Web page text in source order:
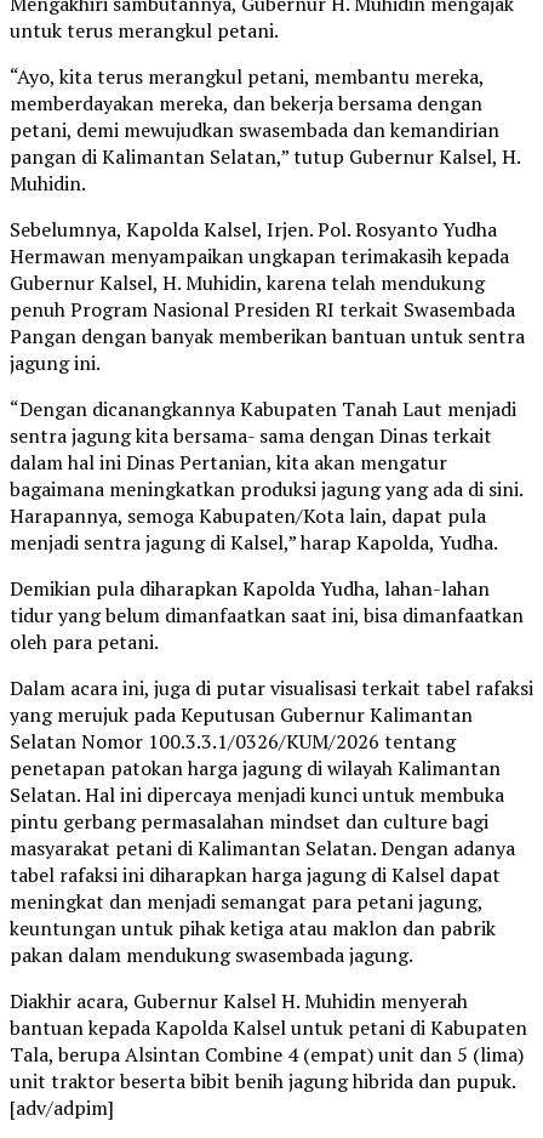
untuk terus merangkul petani.
“Ayo, kita terus merangkul petani, membantu mereka,
memberdayakan mereka, dan bekerja bersama dengan
petani, demi mewujudkan swasembada dan kemandirian
pangan di Kalimantan Selatan,” tutup Gubernur Kalsel, H.
Muhidin.
Sebelumnya, Kapolda Kalsel, Irjen. Pol. Rosyanto Yudha
Hermawan menyampaikan ungkapan terimakasih kepada
Gubernur Kalsel, H. Muhidin, karena telah mendukung
penuh Program Nasional Presiden RI terkait Swasembada
Pangan dengan banyak memberikan bantuan untuk sentra
jagung ini.
“Dengan dicanangkannya Kabupaten Tanah Laut menjadi
sentra jagung kita bersama- sama dengan Dinas terkait
dalam hal ini Dinas Pertanian, kita akan mengatur
bagaimana meningkatkan produksi jagung yang ada di sini.
Harapannya, semoga Kabupaten/Kota lain, dapat pula
menjadi sentra jagung di Kalsel,” harap Kapolda, Yudha.
Demikian pula diharapkan Kapolda Yudha, lahan-lahan
tidur yang belum dimanfaatkan saat ini, bisa dimanfaatkan
oleh para petani.
Dalam acara ini, juga di putar visualisasi terkait tabel rafaksi
yang merujuk pada Keputusan Gubernur Kalimantan
Selatan Nomor 100.3.3.1/0326/KUM/2026 tentang
penetapan patokan harga jagung di wilayah Kalimantan
Selatan. Hal ini dipercaya menjadi kunci untuk membuka
pintu gerbang permasalahan mindset dan culture bagi
masyarakat petani di Kalimantan Selatan. Dengan adanya
tabel rafaksi ini diharapkan harga jagung di Kalsel dapat
meningkat dan menjadi semangat para petani jagung,
keuntungan untuk pihak ketiga atau maklon dan pabrik
pakan dalam mendukung swasembada jagung.
Diakhir acara, Gubernur Kalsel H. Muhidin menyerah
bantuan kepada Kapolda Kalsel untuk petani di Kabupaten
Tala, berupa Alsintan Combine 4 (empat) unit dan 5 (lima)
unit traktor beserta bibit benih jagung hibrida dan pupuk.
[adv/adpim]